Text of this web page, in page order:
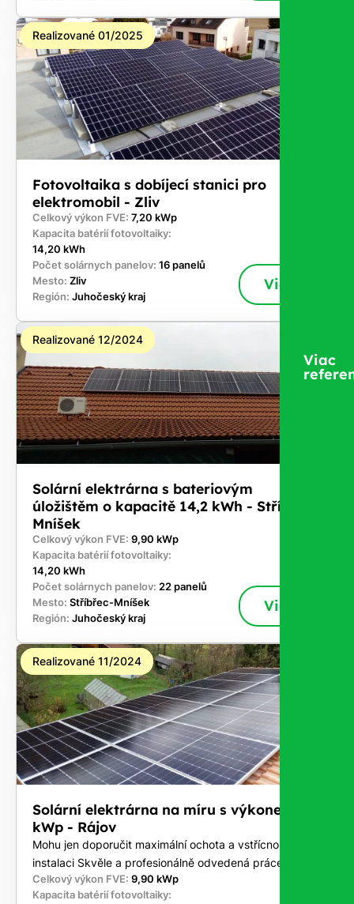
Realizované 01/2025
Fotovoltaika s dobíjecí stanici pro
elektromobil - Zliv
Celkový výkon FVE: 7,20 kWp
Kapacita batérií fotovoltaiky:
14,20 kWh
Počet solárnych panelov: 16 panelů
Mesto: Zliv
Región: Juhočeský kraj
Viac
Realizované 12/2024
Solární elektrárna s bateriovým
úložištěm o kapacitě 14,2 kWh - Stříbřec-
Mníšek
Celkový výkon FVE: 9,90 kWp
Kapacita batérií fotovoltaiky:
14,20 kWh
Počet solárnych panelov: 22 panelů
Mesto: Stříbřec-Mníšek
Región: Juhočeský kraj
Viac
Realizované 11/2024
Solární elektrárna na míru s výkonem 9,9
kWp - Rájov
Mohu jen doporučit maximální ochota a vstřícnost při
instalaci Skvěle a profesionálně odvedená práce .
Celkový výkon FVE: 9,90 kWp
Kapacita batérií fotovoltaiky:
Viac